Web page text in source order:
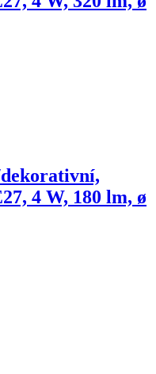
4 W, 180 lm, ø